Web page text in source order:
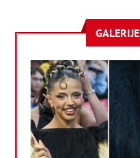
GALERIJE